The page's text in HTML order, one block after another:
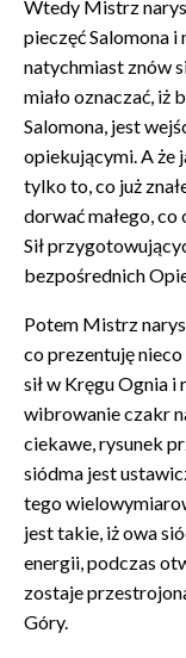
Wtedy Mistrz
pieczęć Salomona
natychmiast znów
miało oznaczać, iż
Salomona, jest
opiekującymi. A że
tylko to, co już
dorwać małego,
Sił
bezpośrednich
Potem Mistrz
co prezentuję nieco
sił w Kręgu Ognia
wibrowanie czakr
ciekawe, rysunek
siódma jest
tego
jest takie, iż owa
energii, podczas
zostaje
Góry.